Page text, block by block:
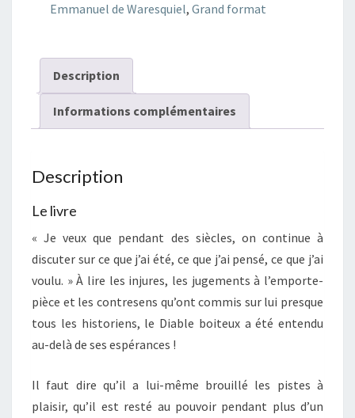
Emmanuel de Waresquiel, Grand format
Description
Informations complémentaires
Description
Le livre
« Je veux que pendant des siècles, on continue à
discuter sur ce que j’ai été, ce que j’ai pensé, ce que j’ai
voulu. » À lire les injures, les jugements à l’emporte-
pièce et les contresens qu’ont commis sur lui presque
tous les historiens, le Diable boiteux a été entendu
au-delà de ses espérances !
Il faut dire qu’il a lui-même brouillé les pistes à
plaisir, qu’il est resté au pouvoir pendant plus d’un